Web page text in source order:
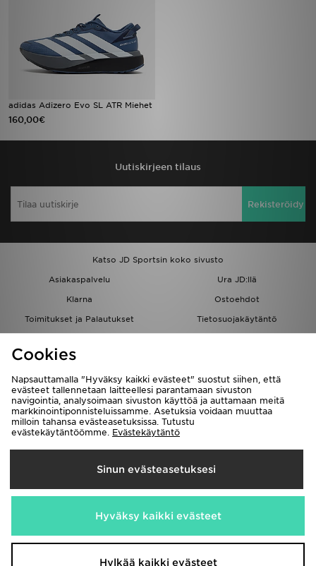
adidas Adizero Evo SL ATR Miehet
160,00€
Uutiskirjeen tilaus
Rekisteröidy
Katso JD Sportsin koko sivusto
Asiakaspalvelu
Ura JD:llä
Klarna
Ostoehdot
Toimitukset ja Palautukset
Tietosuojakäytäntö
Löydä myymälä
Kumppanuusohjelma
JD Blog
Toimitetaan
Suomi
Me hyväksymme seuraavat maksutavat
Vieraile yrityksemme sivullawww.jdplc.com
Minun viestini
Cookies
Napsauttamalla "Hyväksy kaikki evästeet" suostut siihen, että
evästeet tallennetaan laitteellesi parantamaan sivuston
navigointia, analysoimaan sivuston käyttöä ja auttamaan meitä
markkinointiponnisteluissamme. Asetuksia voidaan muuttaa
milloin tahansa evästeasetuksissa. Tutustu
evästekäytäntöömme. Evästekäytäntö
Sinun evästeasetuksesi
Hyväksy kaikki evästeet
Hylkää kaikki evästeet